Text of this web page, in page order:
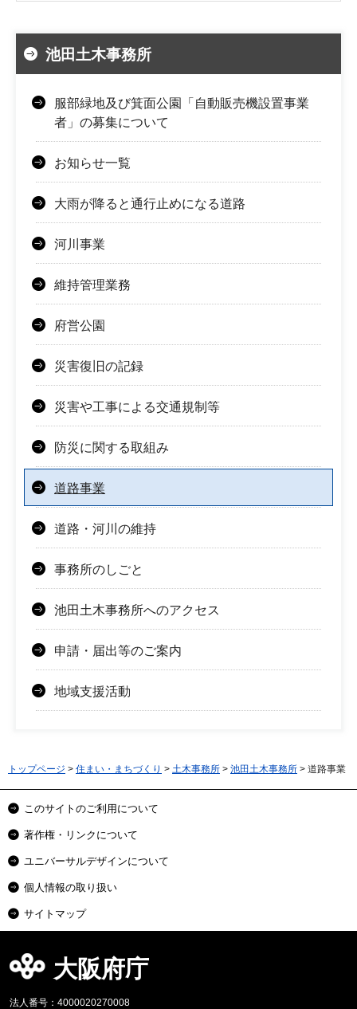
池田土木事務所
服部緑地及び箕面公園「自動販売機設置事業
者」の募集について
お知らせ一覧
大雨が降ると通行止めになる道路
河川事業
維持管理業務
府営公園
災害復旧の記録
災害や工事による交通規制等
防災に関する取組み
道路事業
道路・河川の維持
事務所のしごと
池田土木事務所へのアクセス
申請・届出等のご案内
地域支援活動
トップページ > 住まい・まちづくり > 土木事務所 > 池田土木事務所 > 道路事業
このサイトのご利用について
著作権・リンクについて
ユニバーサルデザインについて
個人情報の取り扱い
サイトマップ
大阪府庁
法人番号：4000020270008